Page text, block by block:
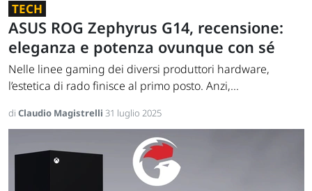
TECH
ASUS ROG Zephyrus G14, recensione:
eleganza e potenza ovunque con sé
Nelle linee gaming dei diversi produttori hardware,
l’estetica di rado finisce al primo posto. Anzi,...
di Claudio Magistrelli 31 luglio 2025